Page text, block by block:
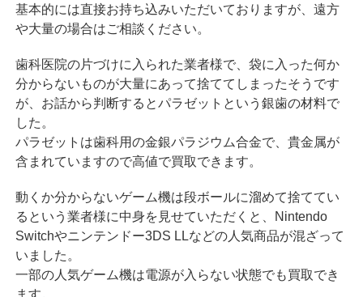
基本的には直接お持ち込みいただいておりますが、遠方
や大量の場合はご相談ください。
歯科医院の片づけに入られた業者様で、袋に入った何か
分からないものが大量にあって捨ててしまったそうです
が、お話から判断するとパラゼットという銀歯の材料で
した。
パラゼットは歯科用の金銀パラジウム合金で、貴金属が
含まれていますので高値で買取できます。
動くか分からないゲーム機は段ボールに溜めて捨ててい
るという業者様に中身を見せていただくと、Nintendo
Switchやニンテンドー3DS LLなどの人気商品が混ざって
いました。
一部の人気ゲーム機は電源が入らない状態でも買取でき
ます。